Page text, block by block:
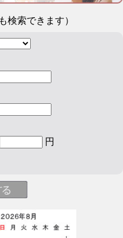
検索できます）
円